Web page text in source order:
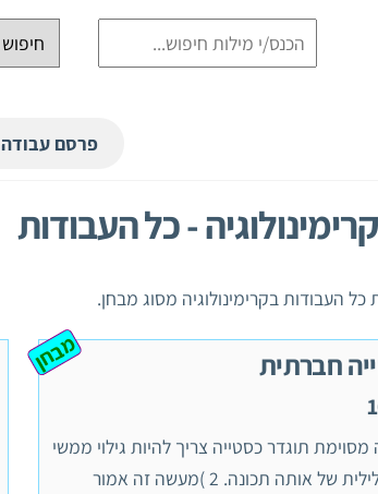
פרסם עבודה
- כל העבודות
העבודות בקרימינולוגיה מסוג מבחן.
חברתית מבחן
תוגדר כסטייה צריך להיות גילוי ממשי
של תגובה שלילית של אותה תכונה. 2 )מעשה זה אמור